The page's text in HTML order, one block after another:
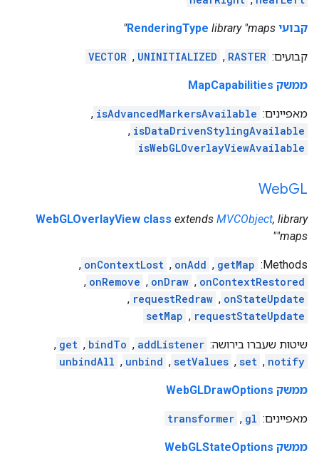
קבועי RenderingType library "maps"
קבועים: RASTER
,
UNINITIALIZED
,
VECTOR
ממשק MapCapabilities
מאפיינים: isAdvancedMarkersAvailable
,
isDataDrivenStylingAvailable
,
isWebGLOverlayViewAvailable
WebGL
WebGLOverlayView class extends MVCObject, library
"maps"
‫Methods:
getMap
,
onAdd
,
onContextLost
,
onContextRestored
,
onDraw
,
onRemove
,
onStateUpdate
,
requestRedraw
,
requestStateUpdate
,
setMap
שיטות שעברו בירושה: addListener
,
bindTo
,
get
,
notify
,
set
,
setValues
,
unbind
,
unbindAll
ממשק WebGLDrawOptions
מאפיינים: gl
,
transformer
ממשק WebGLStateOptions